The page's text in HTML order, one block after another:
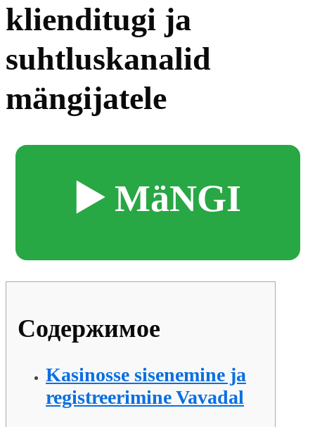
klienditugi ja
suhtluskanalid
mängijatele
▶️ MäNGI
Содержимое
Kasinosse sisenemine ja
registreerimine Vavadal